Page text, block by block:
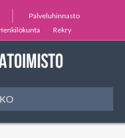
Palveluhinnasto
Rekry